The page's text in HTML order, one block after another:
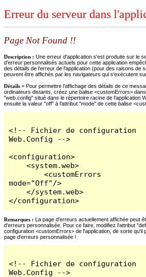
Erreur du serveur dans
Page Not Found !!
Description : Une erreur d'application s'est produite sur le
d'erreur personnalisés actuels pour cette application
des détails de l'erreur de l'application (pour des raisons de
peuvent être affichés par les navigateurs qui s'exécutent
Détails = Pour permettre l'affichage des détails de ce
ordinateurs distants, créez une balise <customErrors>
"web.config" situé dans le répertoire racine de l'application
ensuite la valeur "off" à l'attribut "mode" de cette balise
<!-- Fichier de configuration
Web.Config -->
<configuration>
    <system.web>
        <customErrors
mode="Off"/>
    </system.web>
</configuration>
Remarques : La page d'erreurs actuellement affichée peut
d'erreurs personnalisée. Pour ce faire, modifiez l'attribut
configuration <customErrors> de l'application, de sorte qu'il
page d'erreurs personnalisée !
<!-- Fichier de configuration
Web.Config -->